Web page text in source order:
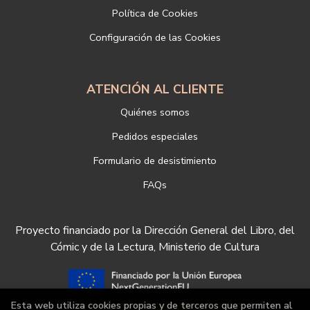
Si desea ampliar información sobre la política de privacidad de
https://www.libreriadeportiva.com/proteccion-de-datos
Política de Cookies
Configuración de las Cookies
ATENCIÓN AL CLIENTE
Quiénes somos
Pedidos especiales
Formulario de desistimiento
FAQs
Proyecto financiado por la Dirección General del Libro, del
Cómic y de la Lectura, Ministerio de Cultura
Esta web utiliza cookies propias y de terceros que permiten al